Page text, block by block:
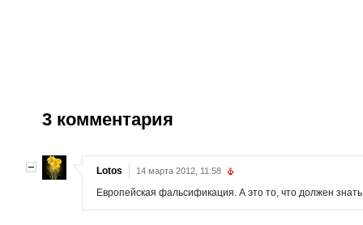
3 комментария
Lotos 14 марта 2012, 11:58
Европейская фальсификация. А это то, что должен